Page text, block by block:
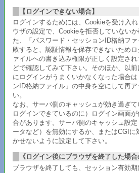
【ログインできない場合】
ログインするためには、Cookieを受け入
ウザの設定で、Cookieを拒否していない
た、「パスワード・セッションID格納フ
敗すると、認証情報を保存できないため
ァイルへの書き込み権限が正しく設定さ
どで確認してみて下さい。そのほか、以
にログインがうまくいかなくなった場合
ンID格納ファイル」の中身を空にして再
い。
なお、サーバ側のキャッシュが効き過ぎ
ログインできているのに）ログイン画面
合があります。サーバ側のキャッシュ設
ータなど）を無効にするか、またはCGIに
かせないように設定して下さい。
《ログイン後にブラウザを終了した場合
ブラウザを終了しても、セッション有効